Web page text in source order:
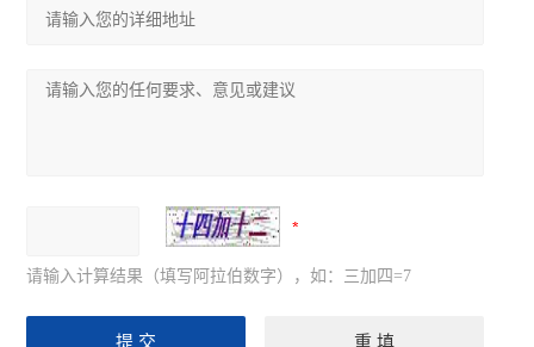
请输入计算结果（填写阿拉伯数字），如：三加四=7